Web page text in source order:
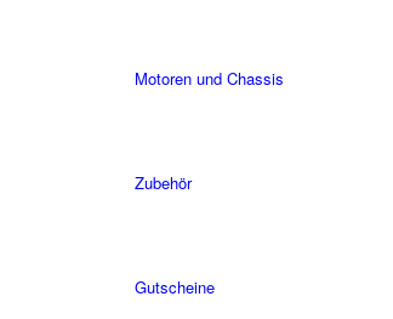
Motoren und Chassis
Zubehör
Gutscheine